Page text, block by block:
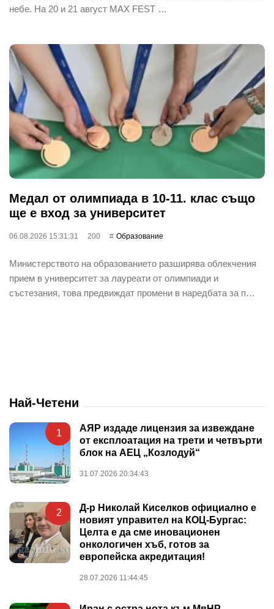
небе. На 20 и 21 август MAX FEST …
Медал от олимпиада в 10-11. клас също
ще е вход за университет
06.08.2026 15:31:31 200 Oбразование
Министерството на образованието разширява облекчения
прием в университет за лауреати от олимпиади и
състезания, това предвиждат промени в наредбата за п…
Най-Четени
1
АЯР издаде лицензия за извеждане
от експлоатация на трети и четвърти
блок на АЕЦ „Козлодуй“
31.07.2026 20:34:43
2
Д-р Николай Киселков официално е
новият управител на КОЦ-Бургас:
Целта е да сме иновационен
онкологичен хъб, готов за
европейска акредитация!
28.07.2026 11:44:45